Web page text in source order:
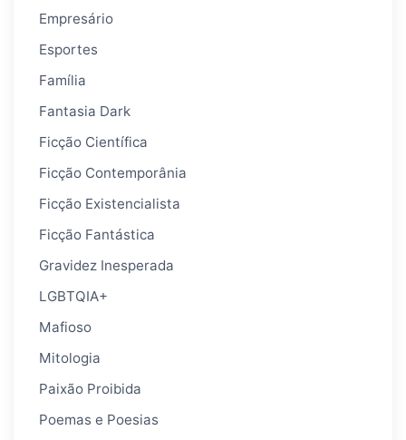
Empresário
Esportes
Família
Fantasia Dark
Ficção Científica
Ficção Contemporânia
Ficção Existencialista
Ficção Fantástica
Gravidez Inesperada
LGBTQIA+
Mafioso
Mitologia
Paixão Proibida
Poemas e Poesias